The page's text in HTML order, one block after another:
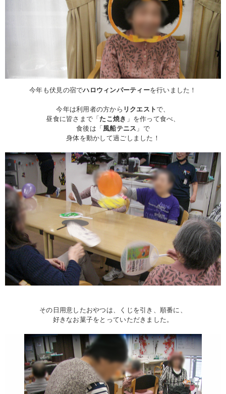
今年も伏見の宿でハロウィンパーティーを行いました！
今年は利用者の方から リクエストで、
昼食に皆さまで「たこ焼き 」を作って食べ、
食後は「 風船テニス 」で
身体を動かして過ごしました！
その日用意したおやつは、くじを引き、順番に、
好きなお菓子をとっていただきました。